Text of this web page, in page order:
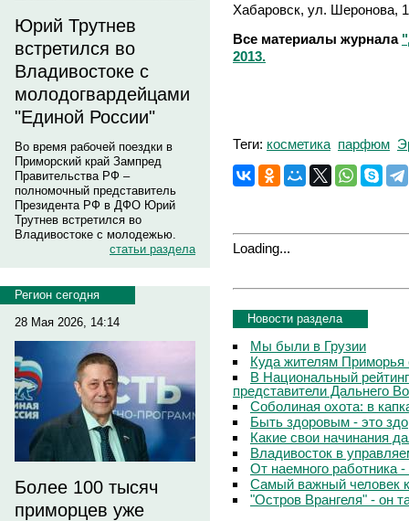
Юрий Трутнев
встретился во
Владивостоке с
молодогвардейцами
"Единой России"
Во время рабочей поездки в
Приморский край Зампред
Правительства РФ –
полномочный представитель
Президента РФ в ДФО Юрий
Трутнев встретился во
Владивостоке с молодежью.
статьи раздела
Регион сегодня
28 Мая 2026, 14:14
Более 100 тысяч
приморцев уже
Хабаровск, ул. Шеронова,
Все материалы журнала
2013.
Теги: косметика парфюм
Loading...
Новости раздела
Мы были в Грузии
Куда жителям Приморья
В Национальный
представители Дальнего
Соболиная охота: в
Быть здоровым - это
Какие свои начинания
Владивосток в
От наемного работника
Самый важный человек
"Остров Врангеля" - он